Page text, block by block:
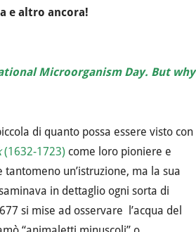
e altro ancora!
Microorganism Day. But why
di quanto possa essere visto con
(1632-1723) come loro pioniere e
un’istruzione, ma la sua
in dettaglio ogni sorta di
si mise ad osservare l’acqua del